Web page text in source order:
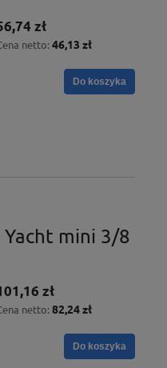
zł
netto: 46,13 zł
Do koszyka
Yacht mini 3/8
zł
netto: 82,24 zł
Do koszyka